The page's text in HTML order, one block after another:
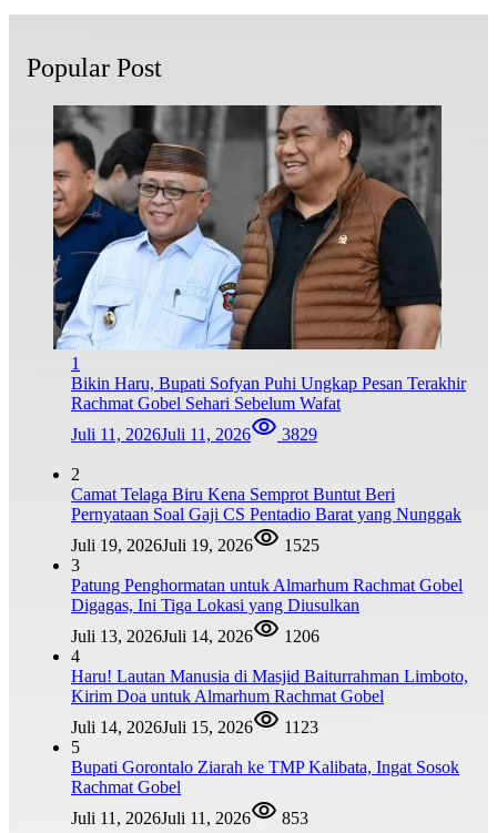
Popular Post
1
Bikin Haru, Bupati Sofyan Puhi Ungkap Pesan Terakhir
Rachmat Gobel Sehari Sebelum Wafat
Juli 11, 2026Juli 11, 2026 3829
2
Camat Telaga Biru Kena Semprot Buntut Beri
Pernyataan Soal Gaji CS Pentadio Barat yang Nunggak
Juli 19, 2026Juli 19, 2026
1525
3
Patung Penghormatan untuk Almarhum Rachmat Gobel
Digagas, Ini Tiga Lokasi yang Diusulkan
Juli 13, 2026Juli 14, 2026
1206
4
Haru! Lautan Manusia di Masjid Baiturrahman Limboto,
Kirim Doa untuk Almarhum Rachmat Gobel
Juli 14, 2026Juli 15, 2026
1123
5
Bupati Gorontalo Ziarah ke TMP Kalibata, Ingat Sosok
Rachmat Gobel
Juli 11, 2026Juli 11, 2026 853